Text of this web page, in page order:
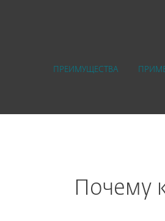
ПРЕИМУЩЕСТВА
Почему